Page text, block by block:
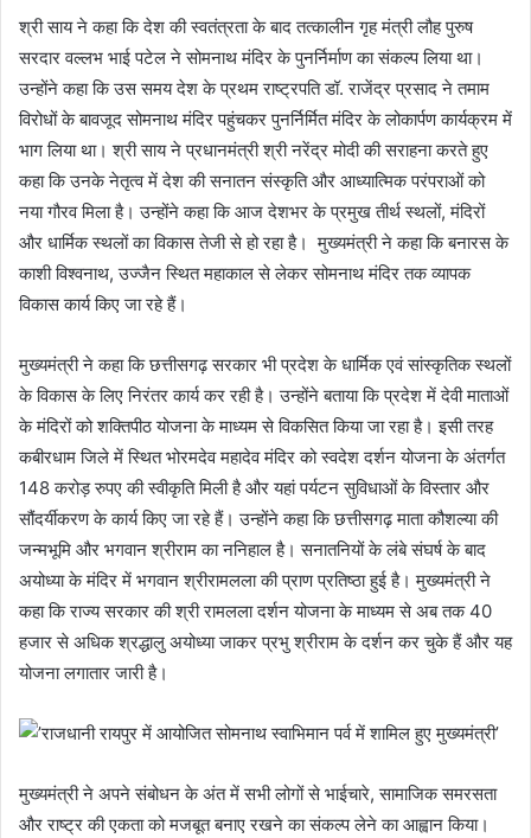
श्री साय ने कहा कि देश की स्वतंत्रता के बाद तत्कालीन गृह मंत्री लौह पुरुष
सरदार वल्लभ भाई पटेल ने सोमनाथ मंदिर के पुनर्निर्माण का संकल्प लिया था।
उन्होंने कहा कि उस समय देश के प्रथम राष्ट्रपति डॉ. राजेंद्र प्रसाद ने तमाम
विरोधों के बावजूद सोमनाथ मंदिर पहुंचकर पुनर्निर्मित मंदिर के लोकार्पण कार्यक्रम में
भाग लिया था। श्री साय ने प्रधानमंत्री श्री नरेंद्र मोदी की सराहना करते हुए
कहा कि उनके नेतृत्व में देश की सनातन संस्कृति और आध्यात्मिक परंपराओं को
नया गौरव मिला है। उन्होंने कहा कि आज देशभर के प्रमुख तीर्थ स्थलों, मंदिरों
और धार्मिक स्थलों का विकास तेजी से हो रहा है। मुख्यमंत्री ने कहा कि बनारस के
काशी विश्वनाथ, उज्जैन स्थित महाकाल से लेकर सोमनाथ मंदिर तक व्यापक
विकास कार्य किए जा रहे हैं।
मुख्यमंत्री ने कहा कि छत्तीसगढ़ सरकार भी प्रदेश के धार्मिक एवं सांस्कृतिक स्थलों
के विकास के लिए निरंतर कार्य कर रही है। उन्होंने बताया कि प्रदेश में देवी माताओं
के मंदिरों को शक्तिपीठ योजना के माध्यम से विकसित किया जा रहा है। इसी तरह
कबीरधाम जिले में स्थित भोरमदेव महादेव मंदिर को स्वदेश दर्शन योजना के अंतर्गत
148 करोड़ रुपए की स्वीकृति मिली है और यहां पर्यटन सुविधाओं के विस्तार और
सौंदर्यीकरण के कार्य किए जा रहे हैं। उन्होंने कहा कि छत्तीसगढ़ माता कौशल्या की
जन्मभूमि और भगवान श्रीराम का ननिहाल है। सनातनियों के लंबे संघर्ष के बाद
अयोध्या के मंदिर में भगवान श्रीरामलला की प्राण प्रतिष्ठा हुई है। मुख्यमंत्री ने
कहा कि राज्य सरकार की श्री रामलला दर्शन योजना के माध्यम से अब तक 40
हजार से अधिक श्रद्धालु अयोध्या जाकर प्रभु श्रीराम के दर्शन कर चुके हैं और यह
योजना लगातार जारी है।
मुख्यमंत्री ने अपने संबोधन के अंत में सभी लोगों से भाईचारे, सामाजिक समरसता
और राष्ट्र की एकता को मजबूत बनाए रखने का संकल्प लेने का आह्वान किया।